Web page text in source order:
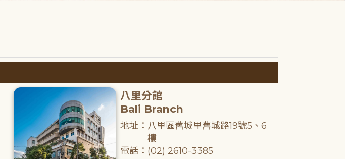
八里分館
Bali Branch
地址：八里區舊城里舊城路19號5、6
樓
電話：(02) 2610-3385